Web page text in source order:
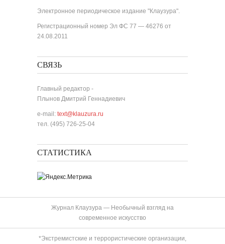
Электронное периодическое издание "Клаузура".
Регистрационный номер Эл ФС 77 — 46276 от
24.08.2011
СВЯЗЬ
Главный редактор -
Плынов Дмитрий Геннадиевич
e-mail: text@klauzura.ru
тел. (495) 726-25-04
СТАТИСТИКА
Журнал Клаузура — Необычный взгляд на
современное искусство
*Экстремистские и террористические организации,